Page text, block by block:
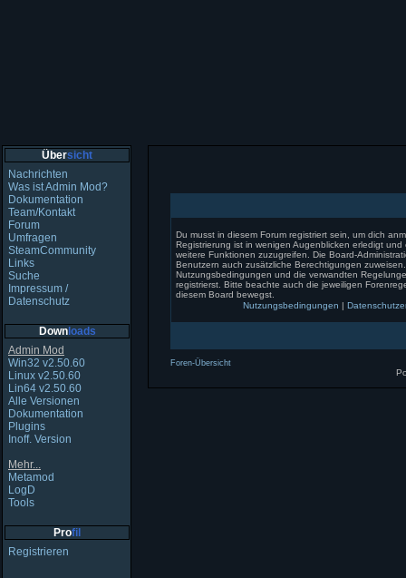
Übersicht
Nachrichten
Was ist Admin Mod?
Dokumentation
Team/Kontakt
Forum
Umfragen
SteamCommunity
Links
Suche
Impressum /
Datenschutz
Downloads
Admin Mod
Win32 v2.50.60
Linux v2.50.60
Lin64 v2.50.60
Alle Versionen
Dokumentation
Plugins
Inoff. Version
Mehr...
Metamod
LogD
Tools
Profil
Registrieren
Du musst in diesem Forum registriert sein, um dich
Registrierung ist in wenigen Augenblicken erledigt und
weitere Funktionen zuzugreifen. Die Board-
Benutzern auch zusätzliche Berechtigungen
Nutzungsbedingungen und die verwandten
registrierst. Bitte beachte auch die jeweiligen
diesem Board bewegst.
Nutzungsbedingungen |
Foren-Übersicht